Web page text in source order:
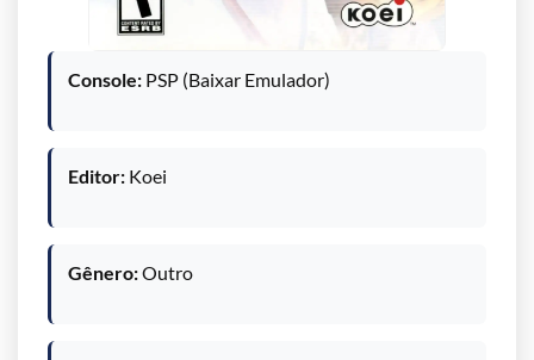
Console: PSP (Baixar Emulador)
Editor: Koei
Gênero:Outro